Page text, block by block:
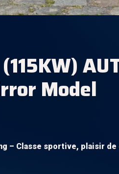
Model
– Classe sportive, plaisir